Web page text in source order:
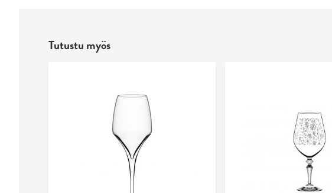
Tutustu myös